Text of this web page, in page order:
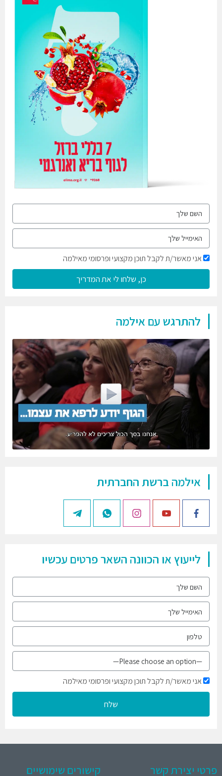
אני מאשר/ת לקבל תוכן מקצועי ופרסומי מאילמה
כן, שלחו לי את המדריך
להתרגש עם אילמה
אילמה ברשת החברתית
לייעוץ או הכוונה השאר פרטים עכשיו
אני מאשר/ת לקבל תוכן מקצועי ופרסומי מאילמה
שלח
פרטי יצירת קשר קישורים שימושיים